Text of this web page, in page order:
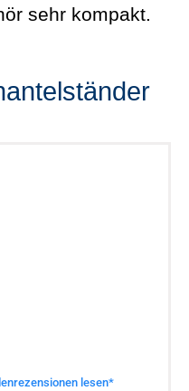
sehr kompakt.
lesen*